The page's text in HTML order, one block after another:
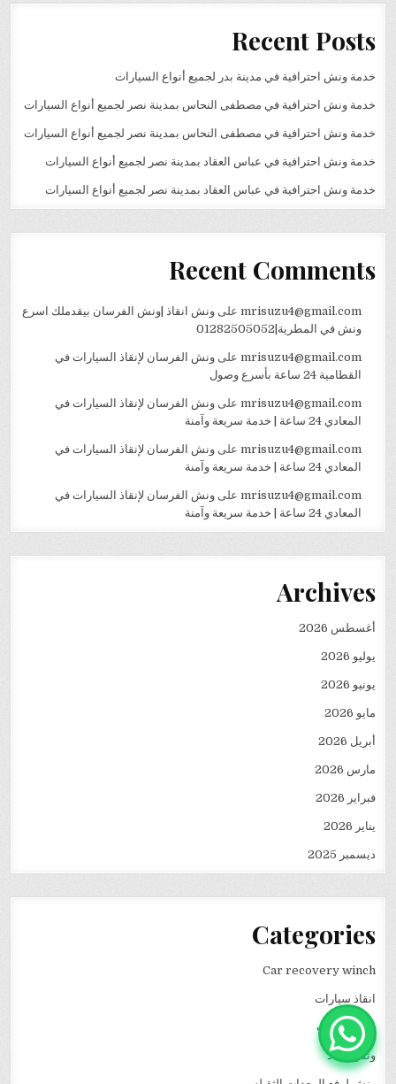
Recent Posts
خدمة ونش احترافية في مدينة بدر لجميع أنواع السيارات
خدمة ونش احترافية في مصطفى النحاس بمدينة نصر لجميع أنواع السيارات
خدمة ونش احترافية في مصطفى النحاس بمدينة نصر لجميع أنواع السيارات
خدمة ونش احترافية في عباس العقاد بمدينة نصر لجميع أنواع السيارات
خدمة ونش احترافية في عباس العقاد بمدينة نصر لجميع أنواع السيارات
Recent Comments
mrisuzu4@gmail.comعلى ونش انقاذ |ونش الفرسان بيقدملك اسرع
ونش في المطرية|01282505052
mrisuzu4@gmail.comعلى ونش الفرسان لإنقاذ السيارات في
القطامية 24 ساعة بأسرع وصول
mrisuzu4@gmail.comعلى ونش الفرسان لإنقاذ السيارات في
المعادي 24 ساعة | خدمة سريعة وآمنة
mrisuzu4@gmail.comعلى ونش الفرسان لإنقاذ السيارات في
المعادي 24 ساعة | خدمة سريعة وآمنة
mrisuzu4@gmail.comعلى ونش الفرسان لإنقاذ السيارات في
المعادي 24 ساعة | خدمة سريعة وآمنة
Archives
أغسطس 2026
يوليو 2026
يونيو 2026
مايو 2026
أبريل 2026
مارس 2026
فبراير 2026
يناير 2026
ديسمبر 2025
Categories
Car recovery winch
انقاذ سيارات
نقل كرفانات
ونش انقاذ